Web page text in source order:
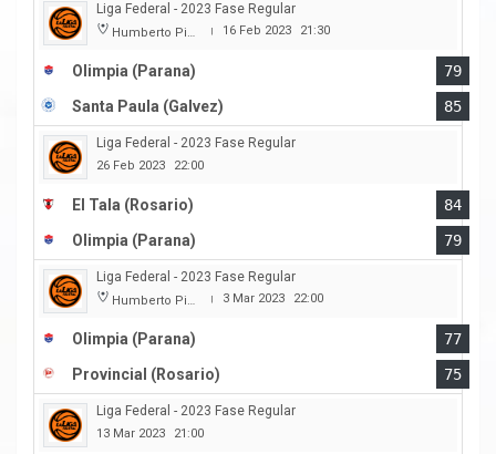
Liga Federal - 2023 Fase Regular
Humberto Pietranera | 16 Feb 2023 21:30
Olimpia (Parana)
79
Santa Paula (Galvez)
85
Liga Federal - 2023 Fase Regular
26 Feb 2023 22:00
El Tala (Rosario)
84
Olimpia (Parana)
79
Liga Federal - 2023 Fase Regular
Humberto Pietranera | 3 Mar 2023 22:00
Olimpia (Parana)
77
Provincial (Rosario)
75
Liga Federal - 2023 Fase Regular
13 Mar 2023 21:00